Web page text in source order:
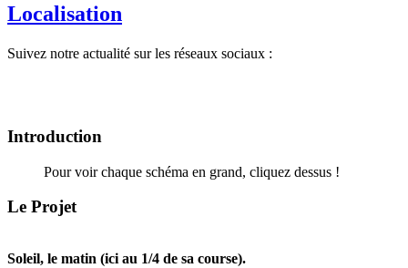
Localisation
Suivez notre actualité sur les réseaux sociaux :
Introduction
Pour voir chaque schéma en grand, cliquez dessus !
Le Projet
Soleil, le matin (ici au 1/4 de sa course).